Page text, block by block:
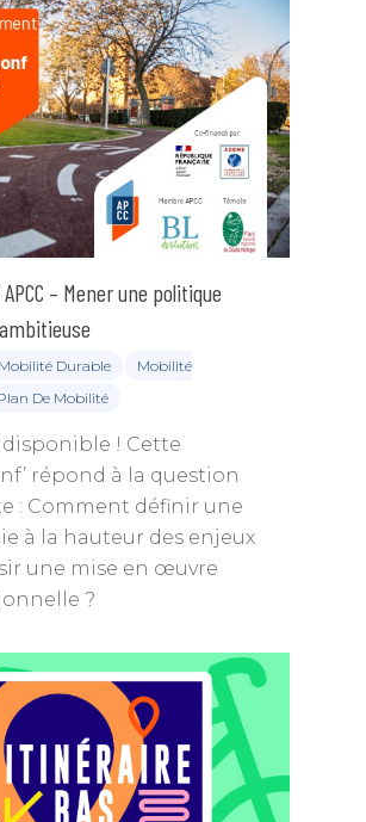
– Mener une politique
Durable
Mobilité
De Mobilité
disponible ! Cette
répond à la question
: Comment définir une
à la hauteur des enjeux
une mise en œuvre
?